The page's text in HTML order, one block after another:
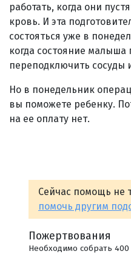
работать, когда они
кровь. И эта
состояться уже в
когда состояние малыша
переподключить сосуды
Но в понедельник
вы поможете ребенку.
на ее оплату нет.
Сейчас помощь не
помочь другим
Пожертвования
Необходимо собрать